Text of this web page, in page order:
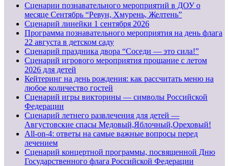
Сценарии познавательного мероприятий в ДОУ о
месяце Сентябрь “Ревун, Хмурень, Желтень”
Cценарий линейки 1 сентября 2026
Программа познавательного мероприятия на день флага
22 августа в детском саду
Сценарий праздника двора “Соседи — это сила!”
Сценарий игрового мероприятия прощание с летом
2026 для детей
Кейтеринг на день рождения: как рассчитать меню на
любое количество гостей
Сценарий игры викторины — символы Российской
Федерации
Сценарий летнего развлечения для детей —
Августовские спасы Медовый,Яблочный,Ореховый!
All-on-4: ответы на самые важные вопросы перед
лечением
Сценарий концертной программы, посвященной Дню
Государственного флага Российской Федерации